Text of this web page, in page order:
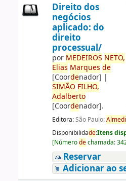
Direito dos
negócios
aplicado: do
direito
processual/
por MEDEIROS NETO,
Elias Marques de
[Coordenador] |
SIMÃO FILHO,
Adalberto
[Coordenador].
Editora:São Paulo:
Disponibilidade:Itens
[Númerodechamada:
Reservar
Adicionar ao